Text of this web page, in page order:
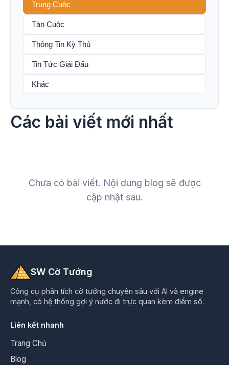
Trung Cuộc
Tàn Cuộc
Thông Tin Kỳ Thủ
Tin Tức Giải Đấu
Khác
Các bài viết mới nhất
Chưa có bài viết. Nội dung blog sẽ được
cập nhật sau.
SW Cờ Tướng
Công cụ phân tích cờ tướng chuyên sâu với AI và engine
mạnh, có hệ thống gợi ý nước đi trực quan kèm điểm số.
Liên kết nhanh
Trang Chủ
Blog